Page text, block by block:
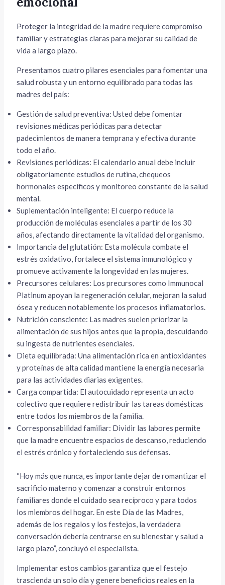
Proteger la integridad de la madre requiere compromiso
familiar y estrategias claras para mejorar su calidad de
vida a largo plazo.
Presentamos cuatro pilares esenciales para fomentar una
salud robusta y un entorno equilibrado para todas las
madres del país:
Gestión de salud preventiva: Usted debe fomentar
revisiones médicas periódicas para detectar
padecimientos de manera temprana y efectiva durante
todo el año.
Revisiones periódicas: El calendario anual debe incluir
obligatoriamente estudios de rutina, chequeos
hormonales específicos y monitoreo constante de la salud
mental.
Suplementación inteligente: El cuerpo reduce la
producción de moléculas esenciales a partir de los 30
años, afectando directamente la vitalidad del organismo.
Importancia del glutatión: Esta molécula combate el
estrés oxidativo, fortalece el sistema inmunológico y
promueve activamente la longevidad en las mujeres.
Precursores celulares: Los precursores como Immunocal
Platinum apoyan la regeneración celular, mejoran la salud
ósea y reducen notablemente los procesos inflamatorios.
Nutrición consciente: Las madres suelen priorizar la
alimentación de sus hijos antes que la propia, descuidando
su ingesta de nutrientes esenciales.
Dieta equilibrada: Una alimentación rica en antioxidantes
y proteínas de alta calidad mantiene la energía necesaria
para las actividades diarias exigentes.
Carga compartida: El autocuidado representa un acto
colectivo que requiere redistribuir las tareas domésticas
entre todos los miembros de la familia.
Corresponsabilidad familiar: Dividir las labores permite
que la madre encuentre espacios de descanso, reduciendo
el estrés crónico y fortaleciendo sus defensas.
“Hoy más que nunca, es importante dejar de romantizar el
sacrificio materno y comenzar a construir entornos
familiares donde el cuidado sea recíproco y para todos
los miembros del hogar. En este Día de las Madres,
además de los regalos y los festejos, la verdadera
conversación debería centrarse en su bienestar y salud a
largo plazo”, concluyó el especialista.
Implementar estos cambios garantiza que el festejo
trascienda un solo día y genere beneficios reales en la